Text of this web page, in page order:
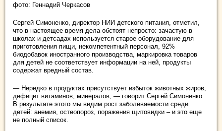
фото: Геннадий Черкасов
Сергей Симоненко, директор НИИ детского питания, отметил,
что в настоящее время дела обстоят непросто: зачастую в
школах и детсадах используется старое оборудование для
приготовления пищи, некомпетентный персонал, 92%
биодобавок иностранного производства, маркировка товаров
для детей не соответствует информации на ней, продукты
содержат вредный состав.
— Нередко в продуктах присутствует избыток животных жиров,
дефицит витаминов, минералов, — говорит Сергей Симоненко.
В результате этого мы видим рост заболеваемости среди
детей: анемия, остеопороз, поражения щитовидки – и это еще
не полный список.